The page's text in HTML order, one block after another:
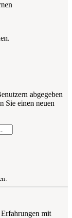
abgegeben
Sie einen neuen
mit